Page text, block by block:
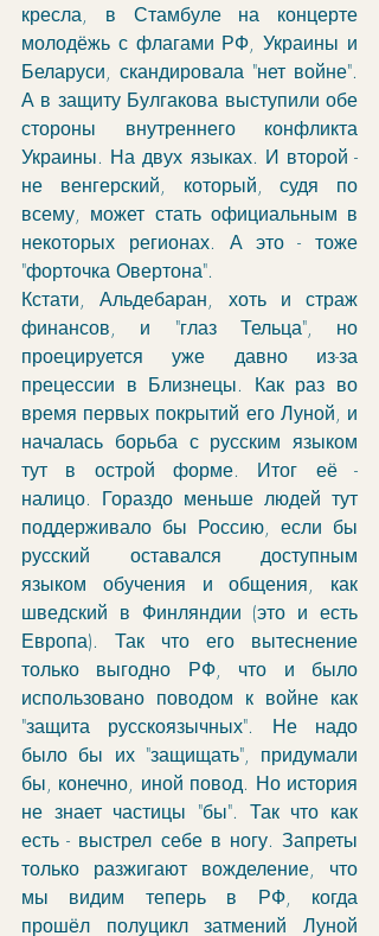
кресла, в Стамбуле на концерте
молодёжь с флагами РФ, Украины и
Беларуси, скандировала "нет войне".
А в защиту Булгакова выступили обе
стороны внутреннего конфликта
Украины. На двух языках. И второй -
не венгерский, который, судя по
всему, может стать официальным в
некоторых регионах. А это - тоже
"форточка Овертона".
Кстати, Альдебаран, хоть и страж
финансов, и "глаз Тельца", но
проецируется уже давно из-за
прецессии в Близнецы. Как раз во
время первых покрытий его Луной, и
началась борьба с русским языком
тут в острой форме. Итог её -
налицо. Гораздо меньше людей тут
поддерживало бы Россию, если бы
русский оставался доступным
языком обучения и общения, как
шведский в Финляндии (это и есть
Европа). Так что его вытеснение
только выгодно РФ, что и было
использовано поводом к войне как
"защита русскоязычных". Не надо
было бы их "защищать", придумали
бы, конечно, иной повод. Но история
не знает частицы "бы". Так что как
есть - выстрел себе в ногу. Запреты
только разжигают вожделение, что
мы видим теперь в РФ, когда
прошёл полуцикл затмений Луной